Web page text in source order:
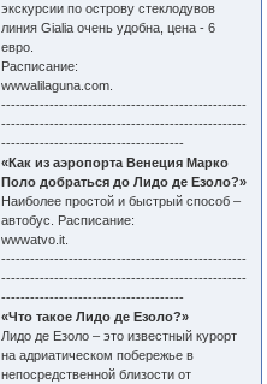
экскурсии по острову стеклодувов
линия Gialia очень удобна, цена - 6
евро.
Расписание:
wwwalilaguna.com.
---------------------------------------------------
---------------------------------------------------
--------------------------------------
«Как из аэропорта Венеция Марко
Поло добраться до Лидо де Езоло?»
Наиболее простой и быстрый способ –
автобус. Расписание:
wwwatvo.it.
---------------------------------------------------
---------------------------------------------------
--------------------------------------
«Что такое Лидо де Езоло?»
Лидо де Езоло – это известный курорт
на адриатическом побережье в
непосредственной близости от